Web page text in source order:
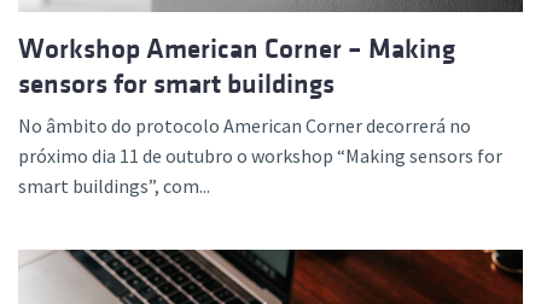
Workshop American Corner – Making
sensors for smart buildings
No âmbito do protocolo American Corner decorrerá no
próximo dia 11 de outubro o workshop “Making sensors for
smart buildings”, com...